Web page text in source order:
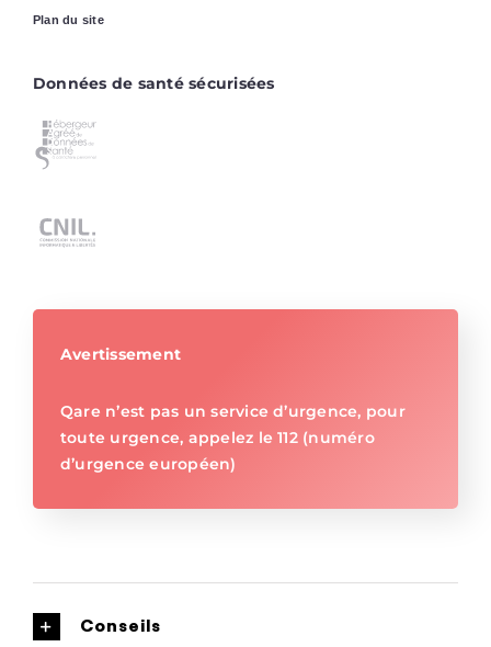
Plan du site
Données de santé sécurisées
Avertissement
Qare n’est pas un service d’urgence, pour
toute urgence, appelez le 112 (numéro
d’urgence européen)
Conseils